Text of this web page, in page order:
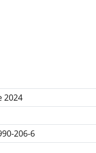
2024
206-6